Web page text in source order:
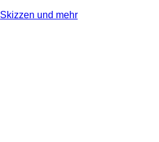
Skizzen und mehr